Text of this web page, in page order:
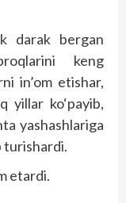
darak bergan
keng
in’om etishar,
yillar ko‘payib,
yashashlariga
turishardi.
etardi.